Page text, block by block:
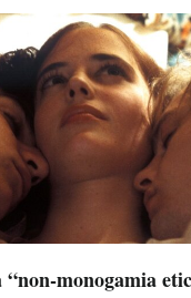
monogamia